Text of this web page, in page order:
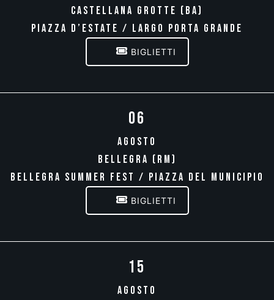
CASTELLANA GROTTE (BA)
PIAZZA D’ESTATE / LARGO PORTA GRANDE
BIGLIETTI
06
AGOSTO
BELLEGRA (RM)
BELLEGRA SUMMER FEST / PIAZZA DEL MUNICIPIO
BIGLIETTI
15
AGOSTO